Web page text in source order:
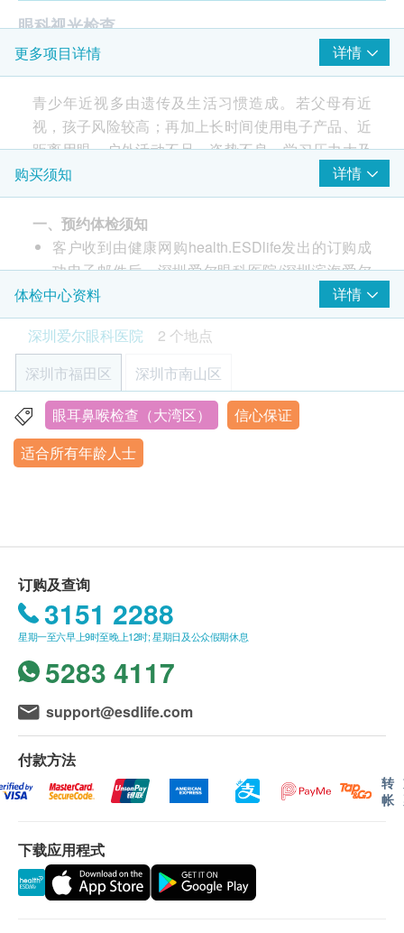
眼科视光检查
视力测试
量度角膜弧度
斜视度测定
裂隙灯外眼检查
人工晶体测量仪
双眼协调能力 (如斜视、立体感)
角膜地图
眼底照相
散瞳验光
报告
医生讲解报告
检查后面诊
更多项目详情 详情
青少年近视多由遗传及生活习惯造成。若父母有近
视，孩子风险较高；再加上长时间使用电子产品、近
距离用眼、户外活动不足、姿势不良、学习压力大及
睡眠不足，都容易令近视出现或加深。良好用眼习惯
有助预防近视。
孩子近视防控6大步:
保持充足户外活动: 每日约2小时
养成科学用眼习惯: 用眼20分钟至少远望20秒
确保阅读光线充足且合适
维持充足睡眠与健康饮食
定期检查视力并建立视力档案: 追踪度数变化，及
早发现问题
由专业医生制定个人化防控方案: 按近视程度、眼
轴等因素作评估
购买须知 详情
一、预约体检须知
客户收到由健康网购health.ESDlife发出的订购成
功电子邮件后，深圳爱尔眼科医院/深圳滨海爱尔
眼科医院将在随后1-2个工作日的办公时间内，通
过电话或WhatsApp与客户联系，确认预约检查的
时间和地点。客户也可至少提前1个工作天主动联
络深圳爱尔眼科医院/深圳滨海爱尔眼科医院进行
预约（联络电话：400-6609-120；微信：
18925293372）。
客户必须在预约当天出示身分证明文件原件并列印
订购确认信/出示成功付款电子邮件以确认身份，
圳爱尔眼科医院/深圳滨海爱尔眼科医院。
本套餐服务有效期限为1个月（自确认付款日期起
算），客户必须在有效期限内完成检查，逾期将视
为作废。
如需粤语就诊服务，请至少提前2个工作天告知客
外费用）。
二、检查报告领取与讲解服务说明
报告讲解服务：完成套餐内各项检查后，专科医生
将为您提供一对一的专业讲解，详细分析检查结
领取现场报告：检查结束后，您可当场取得大部分
项目的检查报告和医师的初步解读。
体检中心资料
详情
深圳爱尔眼科医院
2 个地点
深圳市福田区
深圳市南山区
深圳市福田区南园街道华强南路2048号机械大厦主楼1-12
层
周一至周日 08:30-18:00
眼耳鼻喉检查（大湾区）
信心保证
适合所有年龄人士
订购及查询
3151 2288
星期一至六早上9时至晚上12时; 星期日及公众假期休息
5283 4117
support@esdlife.com
付款方法
转
帐
下载应用程式